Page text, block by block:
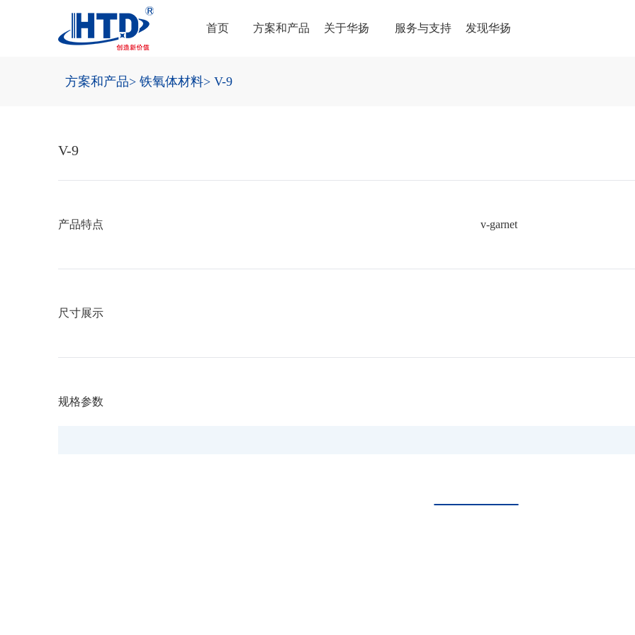
首页 方案和产品 关于华扬 服务与支持 发现华扬
方案和产品> 铁氧体材料> V-9
V-9
产品特点 v-garnet
尺寸展示
规格参数